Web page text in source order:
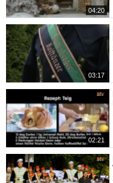
04:20
03:17
02:21